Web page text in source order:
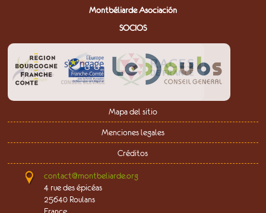
Montbéliarde Asociación
SOCIOS
Mapa del sitio
Menciones legales
Créditos
contact@montbeliarde.org
4 rue des épicéas
25640 Roulans